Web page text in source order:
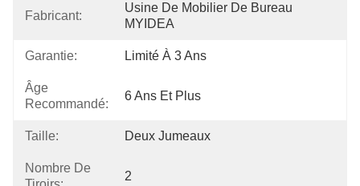
Fabricant:
Usine De Mobilier De Bureau
MYIDEA
Garantie: Limité À 3 Ans
Âge
Recommandé:
6 Ans Et Plus
Taille: Deux Jumeaux
Nombre De
2